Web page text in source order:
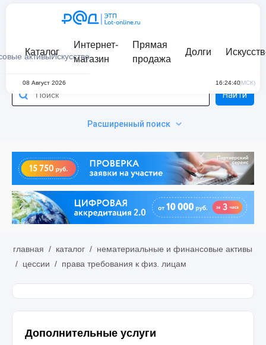
активыИскусство
Каталог
Интернет-
магазин
Прямая
продажа
Долги
08 Август 2026 16:24:40(МСК)
Расширенный поиск
Найти
главная / каталог / нематериальные и финансовые активы
/ цессии / права требования к физ. лицам
Дополнительные услуги